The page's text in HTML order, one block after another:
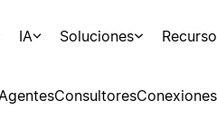
IA Soluciones
ConsultoresConexiones